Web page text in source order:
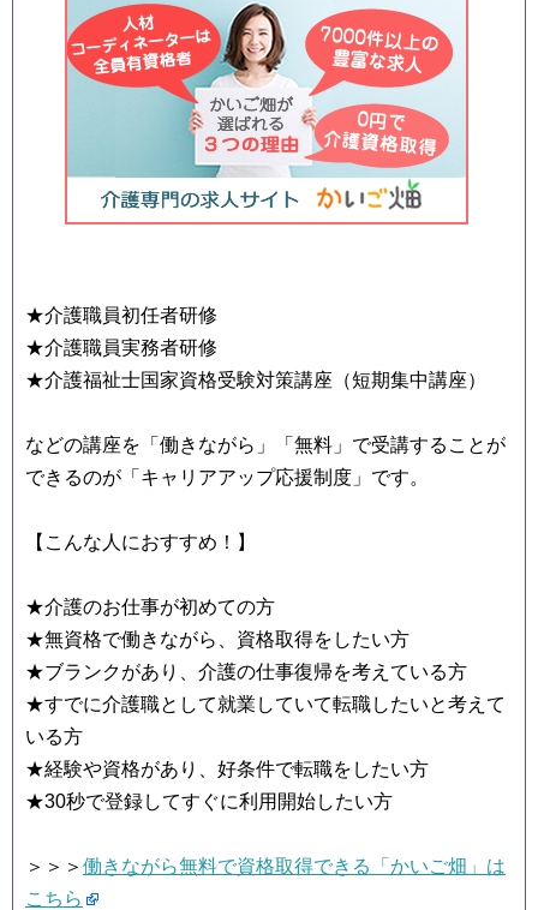
★介護職員初任者研修
★介護職員実務者研修
★介護福祉士国家資格受験対策講座（短期集中講座）
などの講座を「働きながら」「無料」で受講することが
できるのが「キャリアアップ応援制度」です。
【こんな人におすすめ！】
★介護のお仕事が初めての方
★無資格で働きながら、資格取得をしたい方
★ブランクがあり、介護の仕事復帰を考えている方
★すでに介護職として就業していて転職したいと考えて
いる方
★経験や資格があり、好条件で転職をしたい方
★30秒で登録してすぐに利用開始したい方
＞＞＞ 働きながら無料で資格取得できる「かいご畑」は
こちら